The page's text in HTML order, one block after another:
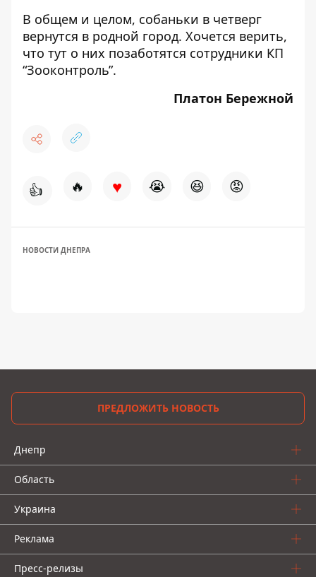
В общем и целом, собаньки в четверг
вернутся в родной город. Хочется верить,
что тут о них позаботятся сотрудники КП
“Зооконтроль”.
Платон Бережной
👍 🔥 ♥ 😭 😆 😡
НОВОСТИ ДНЕПРА
ПРЕДЛОЖИТЬ НОВОСТЬ
Днепр
Область
Украина
Реклама
Пресс-релизы